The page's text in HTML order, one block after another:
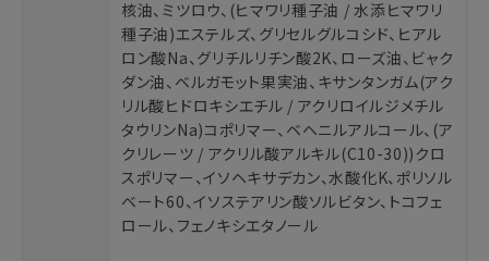
核油、ミツロウ、(ヒマワリ種子油 / 水添ヒマワリ
種子油)エステルズ、グリセルグルコシド、ヒアル
ロン酸Na、グリチルリチン酸2K、ローズ油、ビャク
ダン油、ベルガモット果実油、キサンタンガム(アク
リル酸ヒドロキシエチル / アクリロイルジメチル
タウリンNa)コポリマー、ベヘニルアルコール、(ア
クリレーツ / アクリル酸アルキル(C10-30))クロ
スポリマー、イソヘキサデカン、水酸化K、ポリソル
ベート60、イソステアリン酸ソルビタン、トコフェ
ロール、フェノキシエタノール